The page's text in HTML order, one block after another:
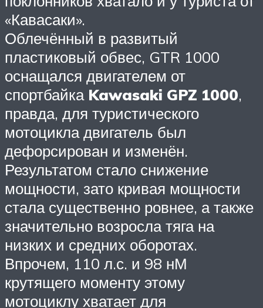
«Кавасаки».
Облечённый в развитый
пластиковый обвес, GTR 1000
оснащался двигателем от
спортбайка Kawasaki GPZ 1000,
правда, для туристического
мотоцикла двигатель был
дефорсирован и изменён.
Результатом стало снижение
мощности, зато кривая мощности
стала существенно ровнее, а также
значительно возросла тяга на
низких и средних оборотах.
Впрочем, 110 л.с. и 98 нМ
крутящего моменту этому
мотоциклу хватает для